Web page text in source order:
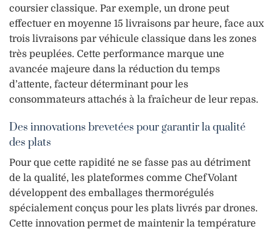
coursier classique. Par exemple, un drone peut
effectuer en moyenne 15 livraisons par heure, face aux
trois livraisons par véhicule classique dans les zones
très peuplées. Cette performance marque une
avancée majeure dans la réduction du temps
d’attente, facteur déterminant pour les
consommateurs attachés à la fraîcheur de leur repas.
Des innovations brevetées pour garantir la qualité
des plats
Pour que cette rapidité ne se fasse pas au détriment
de la qualité, les plateformes comme ChefVolant
développent des emballages thermorégulés
spécialement conçus pour les plats livrés par drones.
Cette innovation permet de maintenir la température